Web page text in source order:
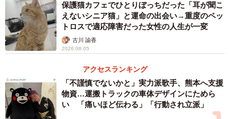
一方、コロナ禍で在宅ワークだったためずっと一緒にいま
したが、出勤する日が増えるようになると、しらすちゃん
の様子に異変が起こったといいます。
「しらすが分離不安症になってしまったんです。どうした
ものかと悩んでいたとき、結婚が決まったのです。新たに
ハチワレ猫のめかぶ、キジトラのうるめを迎え入れると、
しらすはまた穏やかに過ごせるようになりました」
保護猫カフェでひとりぼっちだった「耳が聞こ
えないシニア猫」と運命の出会い→重度のペッ
トロスで適応障害だった女性の人生が一変
古川 諭香
2026.08.05
アクセスランキング
「不謹慎でないかと」実力派歌手、熊本へ支援
物資…運搬トラックの車体デザインにためら
い 「痛いほど伝わる」「行動され立派」